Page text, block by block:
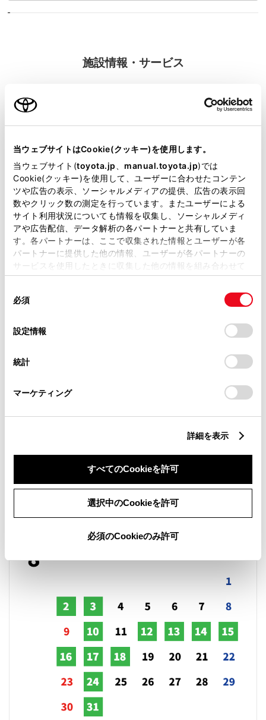
当ウェブサイトはCookie(クッキー)を使用します。
当ウェブサイト(toyota.jp manual.toyota.jp)では
Cookie(クッキー)を使用して、ユーザーに合わせたコンテン
ツや広告の表示、ソーシャルメディアの提供、広告の表示回
数やクリック数の測定を行っています。またユーザーによる
サイト利用状況についても情報を収集し、ソーシャルメディ
アや広告配信、データ解析の各パートナーと共有していま
す。各パートナーは、ここで収集された情報とユーザーが各
パートナーに提供した他の情報、ユーザーが各パートナーの
サービスを使用したときに収集した他の情報を組み合わせて
使用することがあります。当ウェブサイトの使用を続行する
デバイスにすべてのCookie(クッキー)が保存されることに同
意したことになります。Cookie(クッキー)のオプトアウト、
設定の変更、同意を撤回したりするにあたっては、当社の
「Cookie（クッキー）情報の取り扱いについて
」をご覧くだ
必須
設定情報
統計
マーケティング
詳細を表示
すべてのCookieを許可
選択中のCookieを許可
必須のCookieのみ許可
施設情報・サービス
中古車
バリアフリー/フラットフロ
WiFi
販売店ウェブサイト
営業日カレンダー